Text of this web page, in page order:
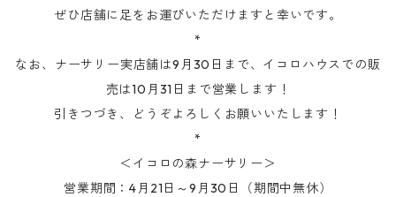
ぜひ店舗に足をお運びいただけますと幸いです。
*
なお、ナーサリー実店舗は9月30日まで、イコロハウスでの販
売は10月31日まで営業します！
引きつづき、どうぞよろしくお願いいたします！
*
＜イコロの森ナーサリー＞
営業期間：4月21日～9月30日（期間中無休）